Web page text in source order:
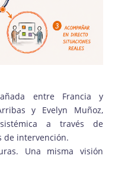
entre Francia y
y Evelyn Muñoz,
a través de
de intervención.
Una misma visión